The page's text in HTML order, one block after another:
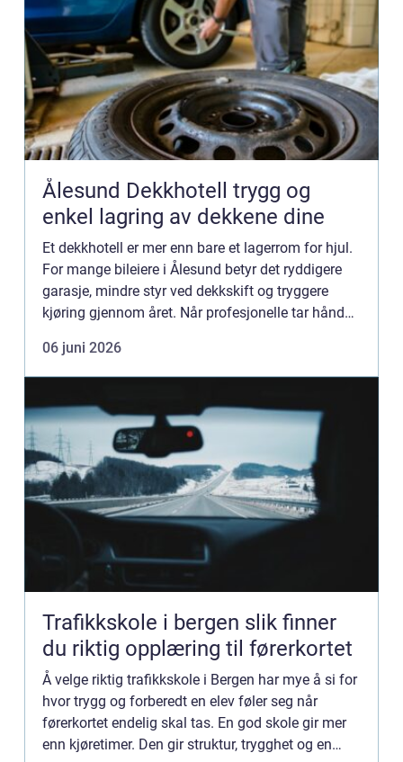
Ålesund Dekkhotell trygg og
enkel lagring av dekkene dine
Et dekkhotell er mer enn bare et lagerrom for hjul.
For mange bileiere i Ålesund betyr det ryddigere
garasje, mindre styr ved dekkskift og tryggere
kjøring gjennom året. Når profesjonelle tar hånd
dekken...
06 juni 2026
Trafikkskole i bergen slik finner
du riktig opplæring til førerkortet
Å velge riktig trafikkskole i Bergen har mye å si for
hvor trygg og forberedt en elev føler seg når
førerkortet endelig skal tas. En god skole gir mer
enn kjøretimer. Den gir struktur, trygghet og en